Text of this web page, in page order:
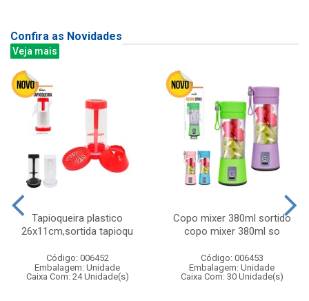
Confira as Novidades
Veja mais
Tapioqueira plastico
26x11cm,sortida tapioqu
Código: 006452
Embalagem: Unidade
Caixa Com: 24 Unidade(s)
Copo mixer 380ml sortido
copo mixer 380ml so
Código: 006453
Embalagem: Unidade
Caixa Com: 30 Unidade(s)